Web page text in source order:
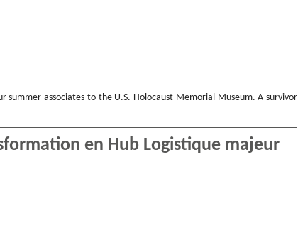
summer associates to the U.S. Holocaust Memorial Museum. A survivor
en Hub Logistique majeur